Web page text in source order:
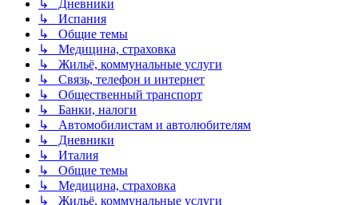
↳ Дневники
↳ Испания
↳ Общие темы
↳ Медицина, страховка
↳ Жильё, коммунальные услуги
↳ Связь, телефон и интернет
↳ Общественный транспорт
↳ Банки, налоги
↳ Автомобилистам и автолюбителям
↳ Дневники
↳ Италия
↳ Общие темы
↳ Медицина, страховка
↳ Жильё, коммунальные услуги